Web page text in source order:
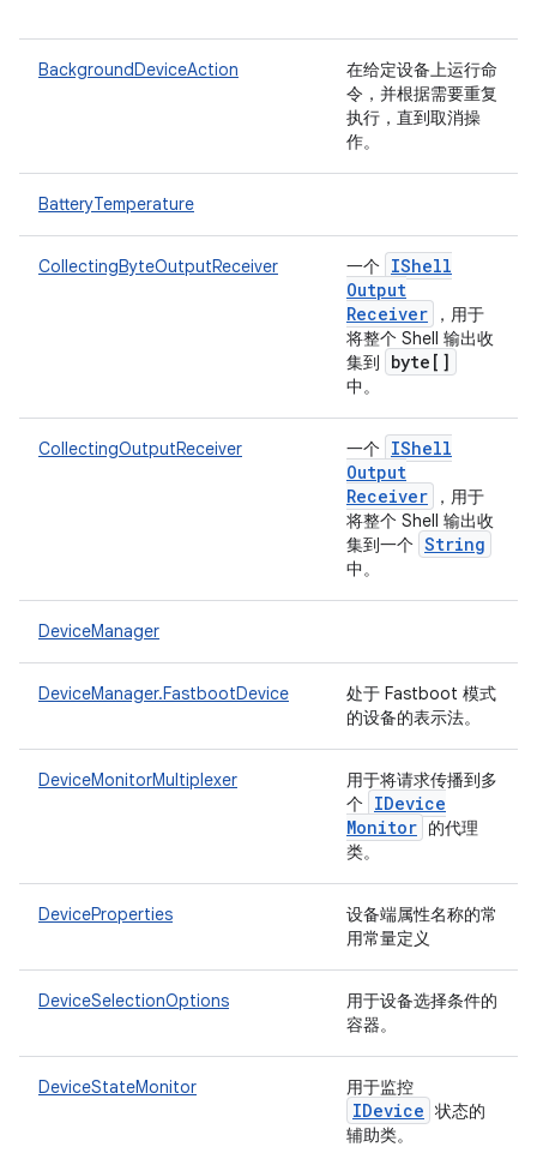
BackgroundDeviceAction
在给定设备上运行命
令，并根据需要重复
执行，直到取消操
作。
BatteryTemperature
CollectingByteOutputReceiver 一个 IShell
Output
Receiver
，用于
将整个 Shell 输出收
集到
byte[]
中。
CollectingOutputReceiver 一个 IShell
Output
Receiver
，用于
将整个 Shell 输出收
集到一个 String
中。
DeviceManager
DeviceManager.FastbootDevice
处于 Fastboot 模式
的设备的表示法。
DeviceMonitorMultiplexer
用于将请求传播到多
个 IDevice
Monitor 的代理
类。
DeviceProperties
设备端属性名称的常
用常量定义
DeviceSelectionOptions
用于设备选择条件的
容器。
DeviceStateMonitor 用于监控
IDevice 状态的
辅助类。